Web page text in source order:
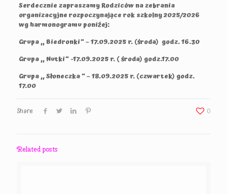
Serdecznie zapraszamy Rodziców na zebrania
organizacyjne rozpoczynające rok szkolny 2025/2026
wg harmonogramu poniżej:
Grupa ,, Biedronki” – 17.09.2025 r. (środa) godz. 16.30
Grupa ,, Nutki” -17.09.2025 r. ( środa) godz.17.00
Grupa ,, Słoneczka ” – 18.09.2025 r. (czwartek) godz.
17.00
Share 0
Related posts